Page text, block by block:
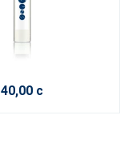
40,00 с